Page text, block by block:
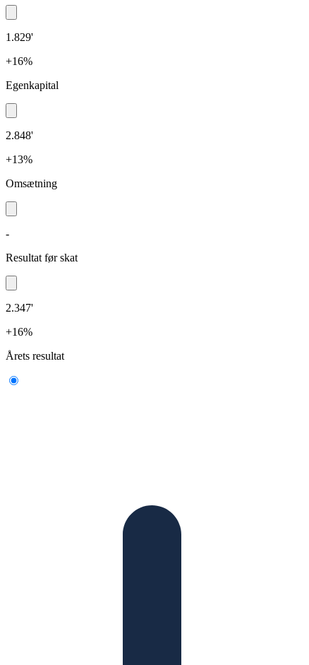
1.829'
+16%
Egenkapital
2.848'
+13%
Omsætning
-
Resultat før skat
2.347'
+16%
Årets resultat